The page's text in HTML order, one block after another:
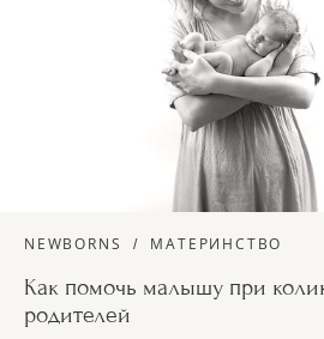
NEWBORNS МАТЕРИНСТВО
Как помочь малышу при
родителей